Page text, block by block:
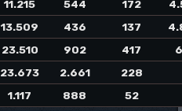
11.215 544 172
13.509 436 137
23.510 902 417
23.673 2.661
228
1.117 888 52